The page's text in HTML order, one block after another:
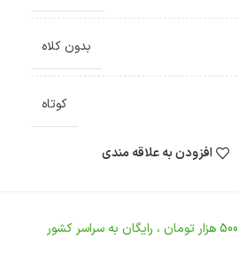
بدون کلاه
کوتاه
افزودن به علاقه مندی
500 هزار تومان ، رایگان به سراسر کشور